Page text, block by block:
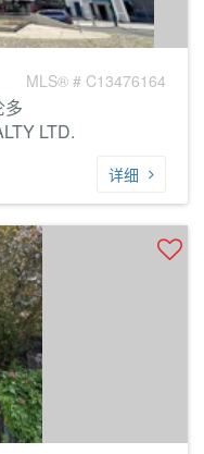
MLS® # C13476164
多
LTD.
详细